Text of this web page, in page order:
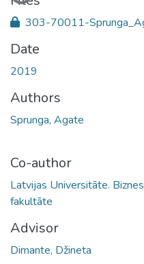
303-70011-
Date
2019
Authors
Sprunga, Agate
Co-author
Latvijas Universitāte.
fakultāte
Advisor
Dimante, Džineta